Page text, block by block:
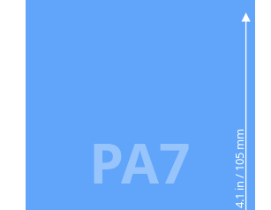
4.1 in / 105 mm
PA7